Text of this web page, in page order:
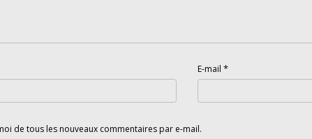
E-mail *
de tous les nouveaux commentaires par e-mail.